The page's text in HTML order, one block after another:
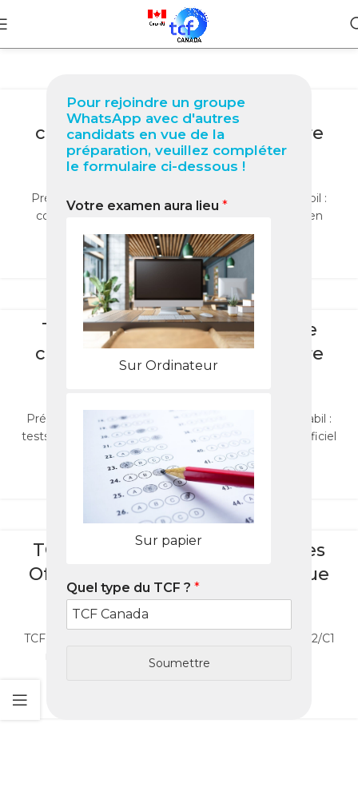
Pour rejoindre un groupe
WhatsApp avec d'autres
candidats en vue de la
préparation, veuillez compléter
le formulaire ci-dessous !
Votre examen aura lieu *
Sur Ordinateur
Sur papier
Quel type du TCF ? *
Soumettre
TCF Canada à Douala Guide
complet 2025 pour réussir votre
test
0
Préparez le TCF Canada à Douala avec le Pack Nabil :
cours, tests et stratégies pour réussir votre examen
officiel 2025.
LIRE LA SUITE
BLOG
TCF Canada à Yaoundé : Guide
complet 2025 pour réussir votre
Préparez le TCF Canada à Yaoundé avec le Pack Nabil :
tests, cours et astuces pour réussir votre examen officiel
2025.
LIRE LA SUITE
TCF Canada à Yaoundé : Centres
Officiels, Préparation Stratégique
et Packs Nabil (2025)
TCF Canada à Yaoundé : centres agréés, stratégie B2/C1
rapide, Packs Nabil pour candidats camerounais.